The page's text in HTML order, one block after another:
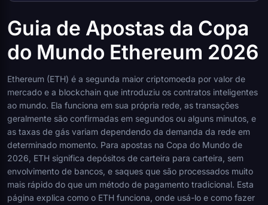
Guia de Apostas da Copa
do Mundo Ethereum 2026
Ethereum (ETH) é a segunda maior criptomoeda por valor de
mercado e a blockchain que introduziu os contratos inteligentes
ao mundo. Ela funciona em sua própria rede, as transações
geralmente são confirmadas em segundos ou alguns minutos, e
as taxas de gás variam dependendo da demanda da rede em
determinado momento. Para apostas na Copa do Mundo de
2026, ETH significa depósitos de carteira para carteira, sem
envolvimento de bancos, e saques que são processados muito
mais rápido do que um método de pagamento tradicional. Esta
página explica como o ETH funciona, onde usá-lo e como fazer